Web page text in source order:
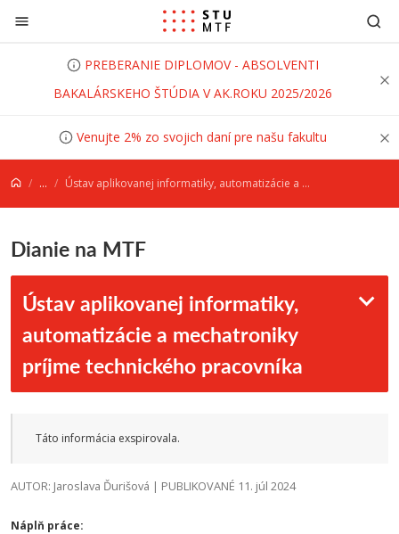
Prejsť na obsah
PREBERANIE DIPLOMOV - ABSOLVENTI
BAKALÁRSKEHO ŠTÚDIA V AK.ROKU 2025/2026
Venujte 2% zo svojich daní pre našu fakultu
... Ústav aplikovanej informatiky, automatizácie a mechatroniky príjme technického pracovníka
Dianie na MTF
Ústav aplikovanej informatiky,
automatizácie a mechatroniky
príjme technického pracovníka
Táto informácia exspirovala.
AUTOR: Jaroslava Ďurišová | PUBLIKOVANÉ 11. júl 2024
Náplň práce: